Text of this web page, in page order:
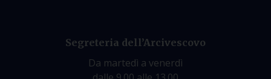
Segreteria dell’Arcivescovo
Da martedì a venerdì